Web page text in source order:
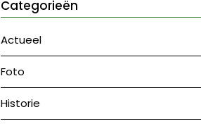
Categorieën
Actueel
Foto
Historie